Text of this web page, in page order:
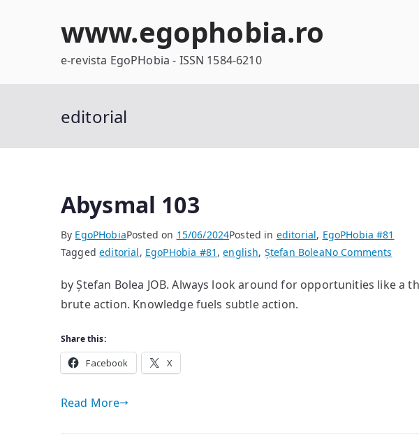
www.egophobia.ro
e-revista EgoPHobia - ISSN 1584-6210
editorial
Abysmal 103
By EgoPHobiaPosted on 15/06/2024Posted in editorial, EgoPHobia #81
Taggededitorial, EgoPHobia #81 ,english, Ștefan BoleaNo Comments
103
by Ștefan Bolea JOB. Always look around for opportunities like a
brute action. Knowledge fuels subtle action.
Share this:
Facebook X
Read More